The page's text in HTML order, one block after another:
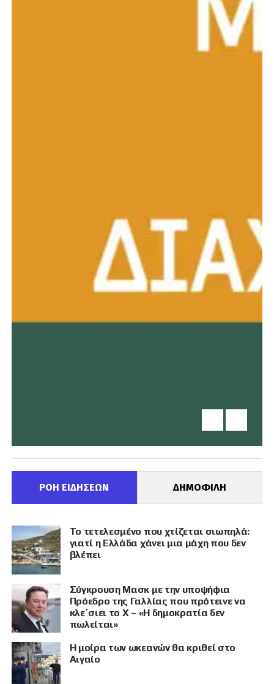
ΡΟΗ ΕΙΔΗΣΕΩΝ ΔΗΜΟΦΙΛΗ
Το τετελεσμένο που χτίζεται σιωπηλά:
γιατί η Ελλάδα χάνει μια μάχη που δεν
βλέπει
Σύγκρουση Μασκ με την υποψήφια
Πρόεδρο της Γαλλίας που πρότεινε να
κλε΄σιει το X – «Η δημοκρατία δεν
πωλείται»
Η μοίρα των ωκεανών θα κριθεί στο
Αιγαίο